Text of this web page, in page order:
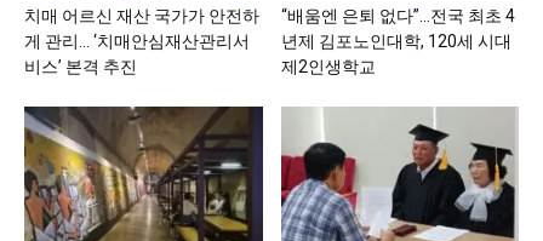
치매 어르신 재산 국가가 안전하
게 관리… ‘치매안심재산관리서
비스’ 본격 추진
“배움엔 은퇴 없다”…전국 최초 4
년제 김포노인대학, 120세 시대
제2인생학교